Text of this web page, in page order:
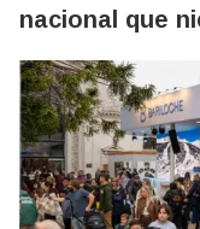
nacional que